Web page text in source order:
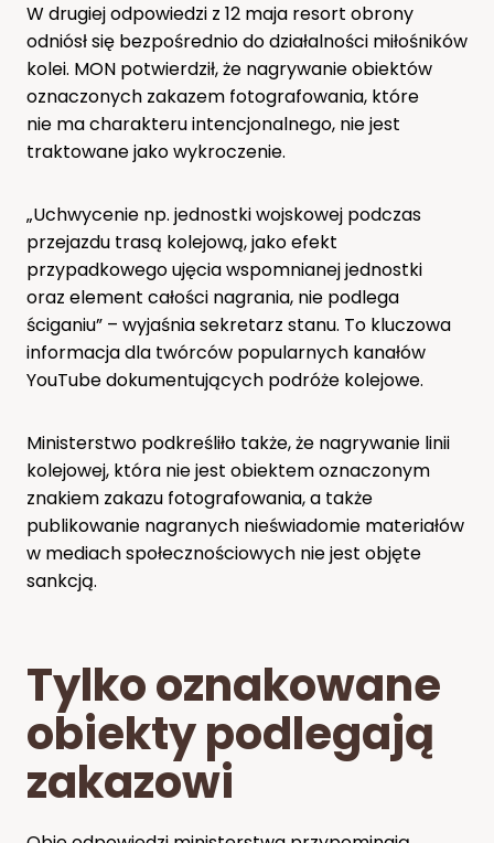
W drugiej odpowiedzi z 12 maja resort obrony
odniósł się bezpośrednio do działalności miłośników
kolei. MON potwierdził, że nagrywanie obiektów
oznaczonych zakazem fotografowania, które
nie ma charakteru intencjonalnego, nie jest
traktowane jako wykroczenie.
„Uchwycenie np. jednostki wojskowej podczas
przejazdu trasą kolejową, jako efekt
przypadkowego ujęcia wspomnianej jednostki
oraz element całości nagrania, nie podlega
ściganiu” – wyjaśnia sekretarz stanu. To kluczowa
informacja dla twórców popularnych kanałów
YouTube dokumentujących podróże kolejowe.
Ministerstwo podkreśliło także, że nagrywanie linii
kolejowej, która nie jest obiektem oznaczonym
znakiem zakazu fotografowania, a także
publikowanie nagranych nieświadomie materiałów
w mediach społecznościowych nie jest objęte
sankcją.
Tylko oznakowane
obiekty podlegają
zakazowi